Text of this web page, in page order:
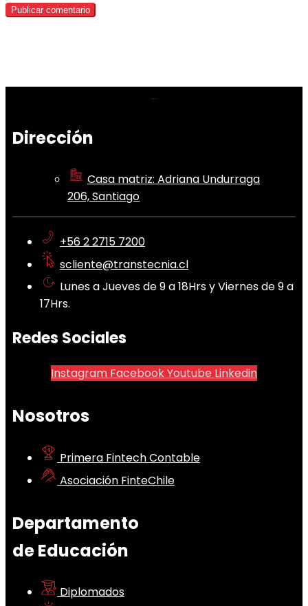
Dirección
Casa matriz: Adriana Undurraga
206, Santiago
+56 2 2715 7200
scliente@transtecnia.cl
Lunes a Jueves de 9 a 18Hrs y Viernes de 9 a
17Hrs.
Redes Sociales
Instagram FacebookYoutube Linkedin
Nosotros
Primera Fintech Contable
Asociación FinteChile
Departamento
de Educación
Diplomados